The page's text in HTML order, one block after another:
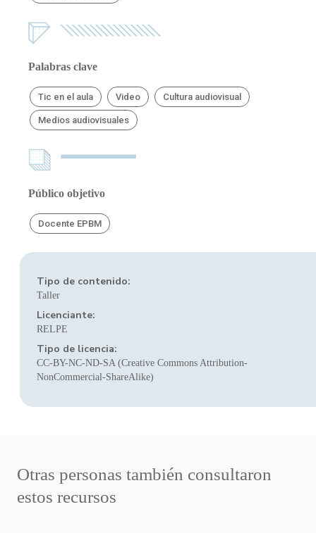
Palabras clave
Tic en el aula Video Cultura audiovisual
Medios audiovisuales
Público objetivo
Docente EPBM
Tipo de contenido:
Taller
Licenciante:
RELPE
Tipo de licencia:
CC-BY-NC-ND-SA (Creative Commons Attribution-
NonCommercial-ShareAlike)
Otras personas también consultaron
estos recursos